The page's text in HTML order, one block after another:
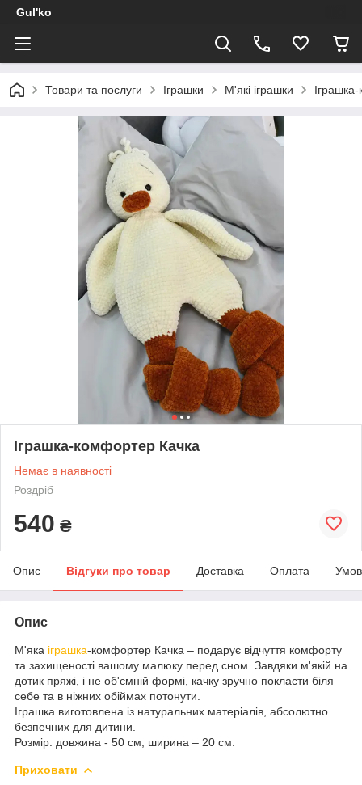
Gul'ko
Товари та послуги Іграшки М'які іграшки
Іграшка-комфортер Качка
Немає в наявності
Роздріб
540 ₴
Опис Відгуки про товар Доставка Оплата
Опис
М'яка іграшка-комфортер Качка – подарує відчуття комфорту
та захищеності вашому малюку перед сном. Завдяки м'якій на
дотик пряжі, і не об'ємній формі, качку зручно покласти біля
себе та в ніжних обіймах потонути.
Іграшка виготовлена із натуральних матеріалів, абсолютно
безпечних для дитини.
Розмір: довжина - 50 см; ширина – 20 см.
Приховати